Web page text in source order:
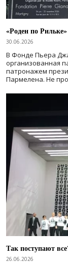
«Роден по Рильке»
30.06.2026
В Фонде Пьера
организованная
патронажем
Пармелена. Не
Так поступают
26.06.2026